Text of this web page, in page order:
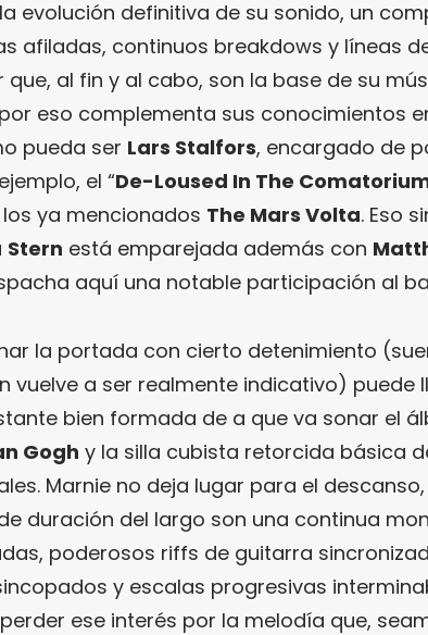
evolución definitiva de su sonido, un
afiladas, continuos breakdows y líneas
al fin y al cabo, son la base de su
eso complementa sus conocimientos
pueda ser Lars Stalfors, encargado de
el “De-Loused In The
ya mencionados The Mars Volta. Eso
Stern está emparejada además con
aquí una notable participación al
la portada con cierto detenimiento
vuelve a ser realmente indicativo) puede
bien formada de a que va sonar el
Gogh y la silla cubista retorcida básica
Marnie no deja lugar para el
duración del largo son una continua
poderosos riffs de guitarra
y escalas progresivas
ese interés por la melodía que,